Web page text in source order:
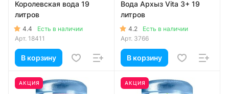
Королевская вода 19
литров
4.4
Есть в наличии
Арт. 18411
В корзину
Вода Архыз Vita 3+ 19
литров
4.2
Есть в наличии
Арт. 3766
В корзину
АКЦИЯ АКЦИЯ